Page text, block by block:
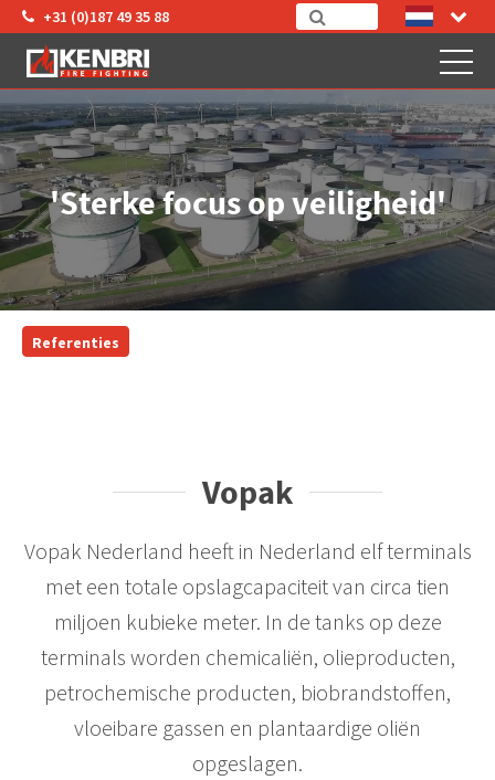
+31 (0)187 49 35 88
'Sterke focus op veiligheid'
Referenties
Vopak
Vopak Nederland heeft in Nederland elf terminals
met een totale opslagcapaciteit van circa tien
miljoen kubieke meter. In de tanks op deze
terminals worden chemicaliën, olieproducten,
petrochemische producten, biobrandstoffen,
vloeibare gassen en plantaardige oliën
opgeslagen.